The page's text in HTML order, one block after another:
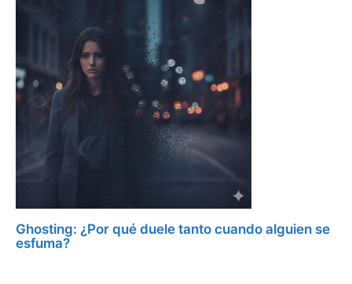
Ghosting: ¿Por qué duele tanto cuando alguien se
esfuma?